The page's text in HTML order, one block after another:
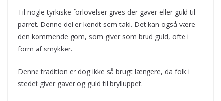
Til nogle tyrkiske forlovelser gives der gaver eller guld til
parret. Denne del er kendt som taki. Det kan også være
den kommende gom, som giver som brud guld, ofte i
form af smykker.
Denne tradition er dog ikke så brugt længere, da folk i
stedet giver gaver og guld til brylluppet.